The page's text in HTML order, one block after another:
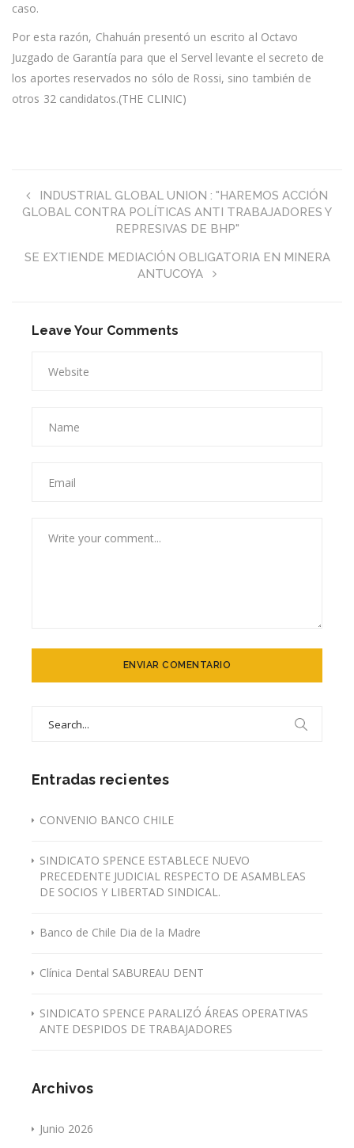
caso.
Por esta razón, Chahuán presentó un escrito al Octavo
Juzgado de Garantía para que el Servel levante el secreto de
los aportes reservados no sólo de Rossi, sino también de
otros 32 candidatos.(THE CLINIC)
INDUSTRIAL GLOBAL UNION : "HAREMOS ACCIÓN
GLOBAL CONTRA POLÍTICAS ANTI TRABAJADORES Y
REPRESIVAS DE BHP"
SE EXTIENDE MEDIACIÓN OBLIGATORIA EN MINERA
ANTUCOYA
Leave Your Comments
Entradas recientes
CONVENIO BANCO CHILE
SINDICATO SPENCE ESTABLECE NUEVO
PRECEDENTE JUDICIAL RESPECTO DE ASAMBLEAS
DE SOCIOS Y LIBERTAD SINDICAL.
Banco de Chile Dia de la Madre
Clínica Dental SABUREAU DENT
SINDICATO SPENCE PARALIZÓ ÁREAS OPERATIVAS
ANTE DESPIDOS DE TRABAJADORES
Archivos
Junio 2026